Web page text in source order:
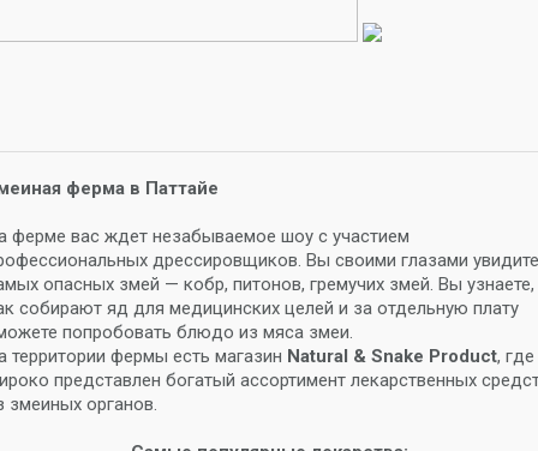
ферма в Паттайе
ферме вас ждет незабываемое шоу с участием
дрессировщиков. Вы своими глазами увидите
опасных змей — кобр, питонов, гремучих змей. Вы узнаете,
собирают яд для медицинских целей и за отдельную плату
попробовать блюдо из мяса змеи.
территории фермы есть магазин Natural & Snake Product, где
представлен богатый ассортимент лекарственных
змеиных органов.